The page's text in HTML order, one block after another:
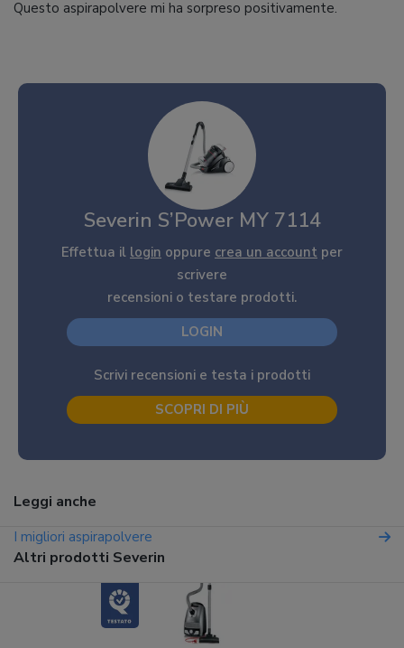
Questo aspirapolvere mi ha sorpreso positivamente.
Severin S’Power MY 7114
Effettua il login oppure crea un account per
scrivere
recensioni o testare prodotti.
LOGIN
Scrivi recensioni e testa i prodotti
SCOPRI DI PIÙ
Leggi anche
I migliori aspirapolvere
Altri prodotti Severin